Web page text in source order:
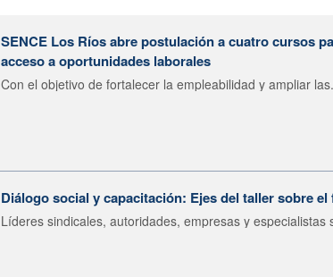
SENCE Los Ríos abre postulación a cuatro cursos
acceso a oportunidades laborales
Con el objetivo de fortalecer la empleabilidad y ampliar
Diálogo social y capacitación: Ejes del taller sobre
Líderes sindicales, autoridades, empresas y especialistas